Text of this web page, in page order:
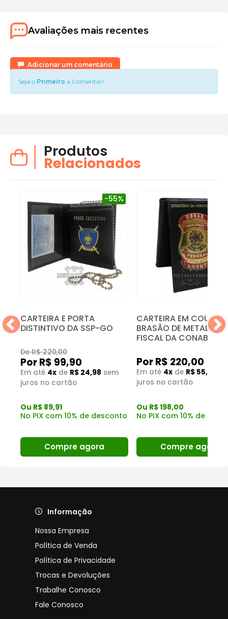
Avaliações mais recentes
Adicionar um comentário
Seja o Primeiro a Comentar!
Produtos
Relacionados
CARTEIRA E PORTA
DISTINTIVO DA SSP-GO
De R$ 220,00
Por R$ 99,90
Em até 4x de R$ 24,98 sem
juros no cartão
Ou R$ 89,91
No PIX com 10% de desconto
-55%
Compre agora
CARTEIRA EM COURO
BRASÃO DE METAL
FISCAL DA CONAB
Por R$ 220,00
Em até 4x de R$ 55,00
juros no cartão
Ou R$ 198,00
No PIX com 10% de
Compre agora
Informação
Nossa Empresa
Política de Venda
Política de Privacidade
Trocas e Devoluções
Trabalhe Conosco
Fale Conosco